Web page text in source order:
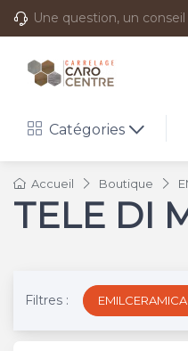
Une question, un conseil
Catégories
Accueil Boutique
TELE DI
Filtres : EMILCERAMICA